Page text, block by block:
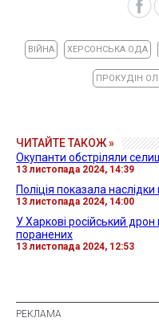
ВІЙНА ХЕРСОНСЬКА ОДА
ПРОКУДІН
ЧИТАЙТЕ ТАКОЖ »
Окупанти обстріляли
13 листопада 2024, 14:39
Поліція показала
13 листопада 2024, 14:00
У Харкові російський
поранених
13 листопада 2024, 12:53